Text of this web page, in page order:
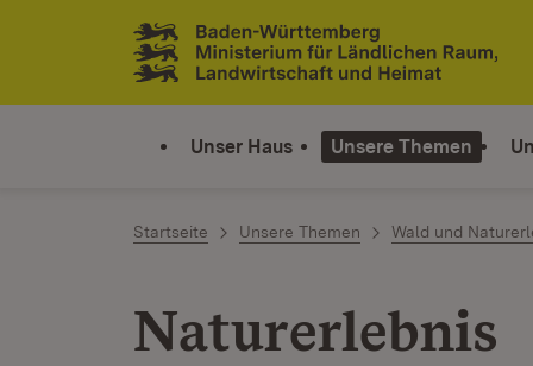
Zum Inhalt springen
Link zur Startseite
Unser Haus Unsere Themen
Startseite Unsere Themen Wald und
Naturerlebnis